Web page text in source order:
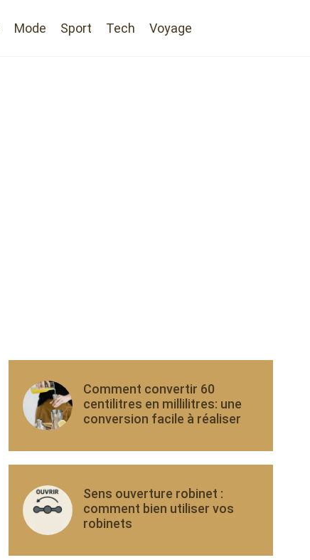
Mode Sport Tech Voyage
Comment convertir 60
centilitres en millilitres: une
conversion facile à réaliser
Sens ouverture robinet :
comment bien utiliser vos
robinets